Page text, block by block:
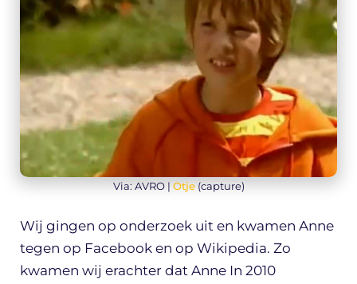
Via: AVRO | Otje(capture)
Wij gingen op onderzoek uit en kwamen Anne
tegen op Facebook en op Wikipedia. Zo
kwamen wij erachter dat Anne In 2010